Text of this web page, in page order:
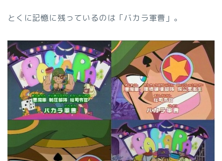
とくに記憶に残っているのは「バカラ軍曹」。